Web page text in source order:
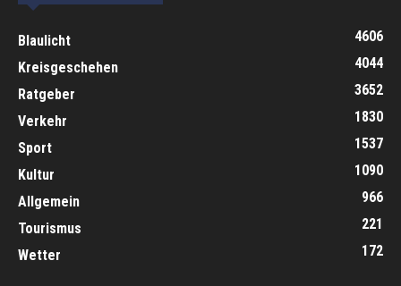
Blaulicht
4606
Kreisgeschehen
4044
Ratgeber
3652
Verkehr
1830
Sport
1537
Kultur
1090
Allgemein
966
Tourismus
221
Wetter
172